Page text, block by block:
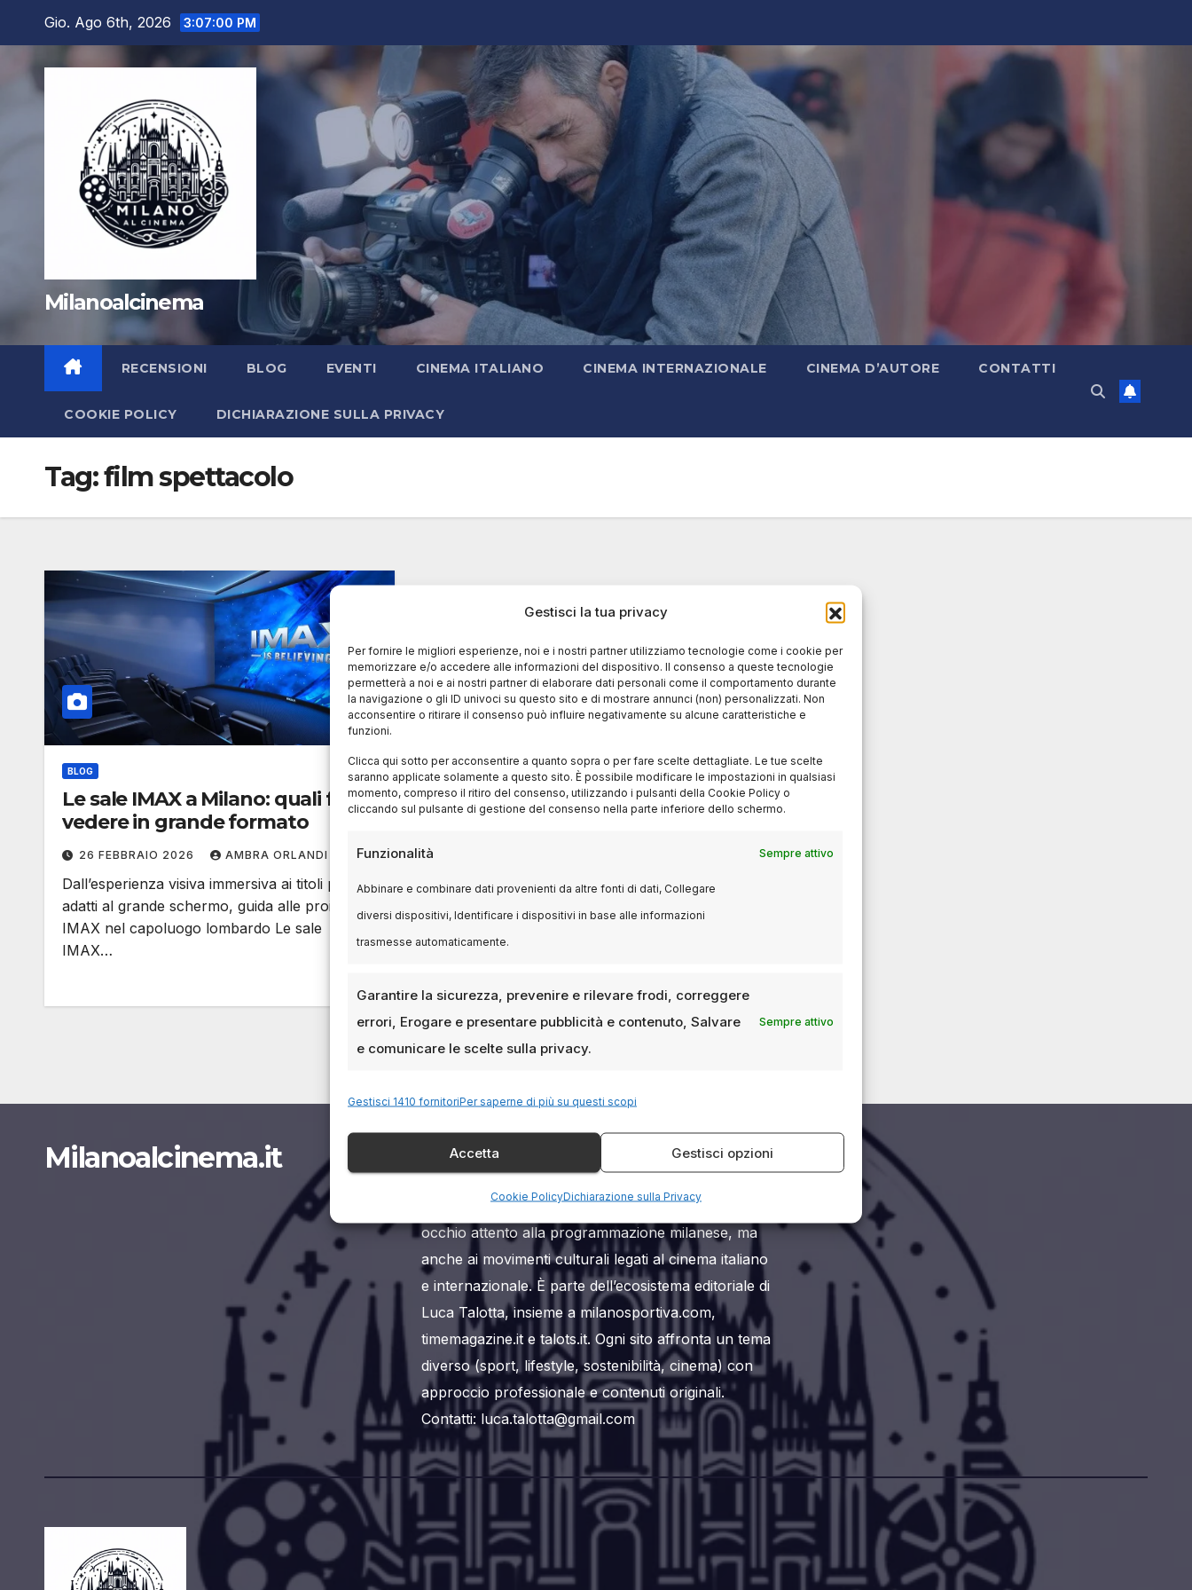
Gestisci la tua privacy
Per fornire le migliori esperienze, noi e i nostri partner utilizziamo tecnologie come i cookie per
memorizzare e/o accedere alle informazioni del dispositivo. Il consenso a queste tecnologie
permetterà a noi e ai nostri partner di elaborare dati personali come il comportamento durante
la navigazione o gli ID univoci su questo sito e di mostrare annunci (non) personalizzati. Non
acconsentire o ritirare il consenso può influire negativamente su alcune caratteristiche e
funzioni.
Clicca qui sotto per acconsentire a quanto sopra o per fare scelte dettagliate. Le tue scelte
saranno applicate solamente a questo sito. È possibile modificare le impostazioni in qualsiasi
momento, compreso il ritiro del consenso, utilizzando i pulsanti della Cookie Policy o
cliccando sul pulsante di gestione del consenso nella parte inferiore dello schermo.
Funzionalità Sempre attivo
Abbinare e combinare dati provenienti da altre fonti di dati, Collegare
diversi dispositivi, Identificare i dispositivi in base alle informazioni
trasmesse automaticamente.
Garantire la sicurezza, prevenire e rilevare frodi, correggere
errori, Erogare e presentare pubblicità e contenuto, Salvare
e comunicare le scelte sulla privacy.
Sempre attivo
Gestisci 1410 fornitoriPer saperne di più su questi scopi
Accetta Gestisci opzioni
Cookie PolicyDichiarazione sulla Privacy
contenuto
Gio. Ago 6th, 2026 3:07:01 PM
Milanoalcinema
RECENSIONI BLOG EVENTI CINEMA ITALIANO CINEMA INTERNAZIONALE CINEMA D’AUTORE CONTATTI
COOKIE POLICY DICHIARAZIONE SULLA PRIVACY
Tag:film spettacolo
BLOG
Le sale IMAX a Milano: quali film
vedere in grande formato
26 FEBBRAIO 2026 AMBRA ORLANDI
Dall’esperienza visiva immersiva ai titoli più
adatti al grande schermo, guida alle proiezioni
IMAX nel capoluogo lombardo Le sale
IMAX…
Milanoalcinema.it
Milanoalcinema.it è un sito web editoriale dedicato
al mondo del cinema a Milano. Si rivolge a un
pubblico amante del grande schermo, con un
occhio attento alla programmazione milanese, ma
anche ai movimenti culturali legati al cinema italiano
e internazionale. È parte dell’ecosistema editoriale di
Luca Talotta, insieme a milanosportiva.com,
timemagazine.it e talots.it. Ogni sito affronta un tema
diverso (sport, lifestyle, sostenibilità, cinema) con
approccio professionale e contenuti originali.
Contatti: luca.talotta@gmail.com